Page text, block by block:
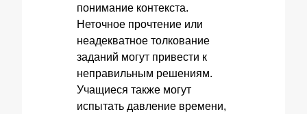
понимание контекста.
Неточное прочтение или
неадекватное толкование
заданий могут привести к
неправильным решениям.
Учащиеся также могут
испытать давление времени,